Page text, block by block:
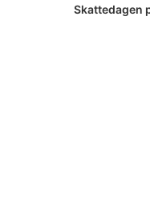
Skattedagen